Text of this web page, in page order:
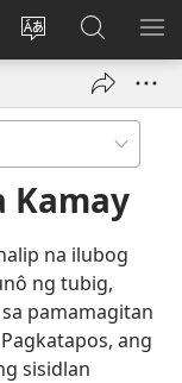
Baguhin
ng
Mag-
log
bubukas
bagong
window)
sa
JW.ORG
Kamay
na ilubog
ng tubig,
pamamagitan
ang
sisidlan